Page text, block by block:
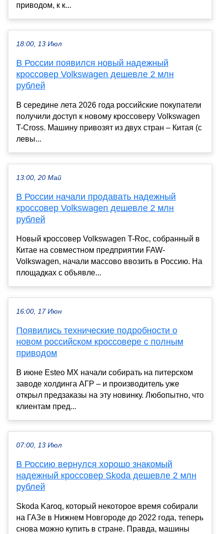
приводом, к к...
18:00, 13 Июл
В России появился новый надежный
кроссовер Volkswagen дешевле 2 млн
рублей
В середине лета 2026 года российские покупатели
получили доступ к новому кроссоверу Volkswagen
T-Cross. Машину привозят из двух стран – Китая (с
левы...
13:00, 20 Май
В России начали продавать надежный
кроссовер Volkswagen дешевле 2 млн
рублей
Новый кроссовер Volkswagen T-Roc, собранный в
Китае на совместном предприятии FAW-
Volkswagen, начали массово ввозить в Россию. На
площадках с объявле...
16:00, 17 Июн
Появились технические подробности о
новом российском кроссовере с полным
приводом
В июне Esteo MX начали собирать на питерском
заводе холдинга АГР – и производитель уже
открыл предзаказы на эту новинку. Любопытно, что
клиентам пред...
07:00, 13 Июл
В Россию вернулся хорошо знакомый
надежный кроссовер Skoda дешевле 2 млн
рублей
Skoda Karoq, который некоторое время собирали
на ГАЗе в Нижнем Новгороде до 2022 года, теперь
снова можно купить в стране. Правда, машины